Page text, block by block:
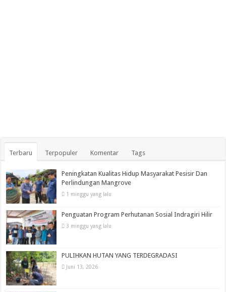
Terbaru Terpopuler Komentar Tags
Peningkatan Kualitas Hidup Masyarakat Pesisir Dan
Perlindungan Mangrove
1 minggu yang lalu
Penguatan Program Perhutanan Sosial Indragiri Hilir
3 minggu yang lalu
PULIHKAN HUTAN YANG TERDEGRADASI
Juni 13, 2026